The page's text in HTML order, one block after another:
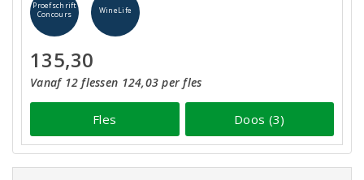
Proefschrift
Concours
WineLife
135,30
Vanaf 12 flessen 124,03 per fles
Fles Doos (3)